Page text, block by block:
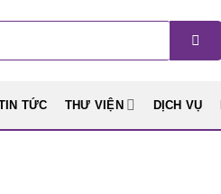
TỨC THƯ VIỆN DỊCH VỤ